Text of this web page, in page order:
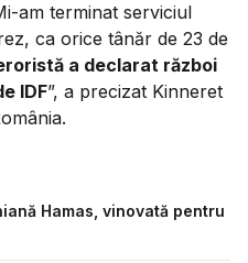
am terminat serviciul
ca orice tânăr de 23 de
a declarat război
IDF”, a precizat Kinneret
Hamas, vinovată pentru